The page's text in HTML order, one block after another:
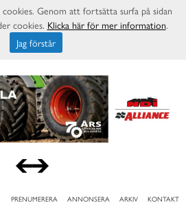
PRENUMERERA ANNONSERA ARKIV KONTAKT
cookies. Genom att fortsätta surfa på sidan
cookies. Klicka här för mer information.
Jag förstår